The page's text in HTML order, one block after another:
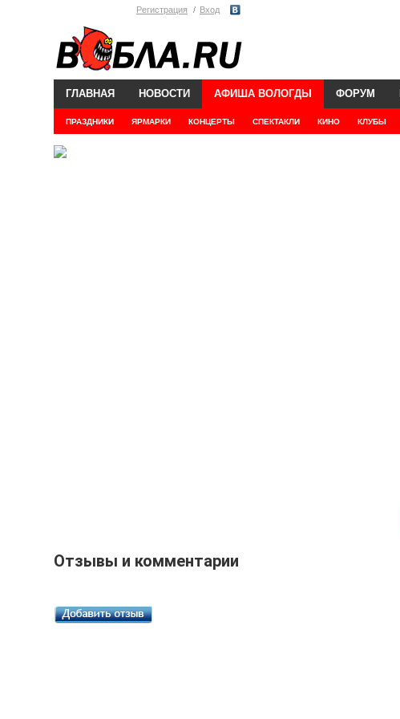
Регистрация Вход
ГЛАВНАЯ НОВОСТИ АФИША ВОЛОГДЫ
ПРАЗДНИКИ ЯРМАРКИ КОНЦЕРТЫ СПЕКТАКЛИ КИНО КЛУБЫ
ФОРУМ
Отзывы и комментарии